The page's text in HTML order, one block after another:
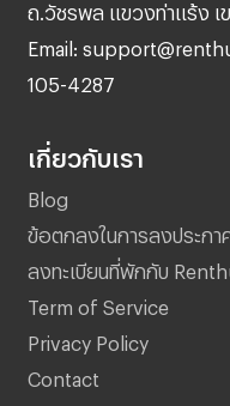
ถ.วัชรพล แขวงท่าแร้ง เ
Email:
105-4287
เกี่ยวกับเรา
Blog
ข้อตกลงในการลงประกา
ลงทะเบียนที่พักกับ
Term of Service
Privacy Policy
Contact